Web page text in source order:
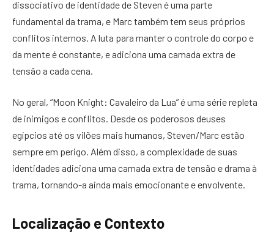
dissociativo de identidade de Steven é uma parte
fundamental da trama, e Marc também tem seus próprios
conflitos internos. A luta para manter o controle do corpo e
da mente é constante, e adiciona uma camada extra de
tensão a cada cena.
No geral, “Moon Knight: Cavaleiro da Lua” é uma série repleta
de inimigos e conflitos. Desde os poderosos deuses
egípcios até os vilões mais humanos, Steven/Marc estão
sempre em perigo. Além disso, a complexidade de suas
identidades adiciona uma camada extra de tensão e drama à
trama, tornando-a ainda mais emocionante e envolvente.
Localização e Contexto